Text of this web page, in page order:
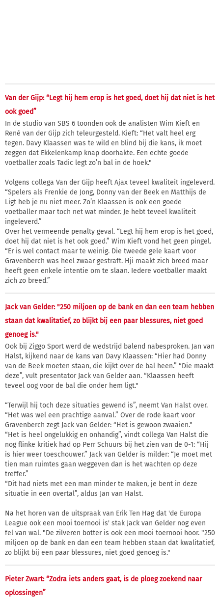
Van der Gijp: “Legt hij hem erop is het goed, doet hij dat niet is het
ook goed”
In de studio van SBS 6 toonden ook de analisten Wim Kieft en
René van der Gijp zich teleurgesteld. Kieft: “Het valt heel erg
tegen. Davy Klaassen was te wild en blind bij die kans, ik moet
zeggen dat Ekkelenkamp knap doorhakte. Een echte goede
voetballer zoals Tadic legt zo’n bal in de hoek."
Volgens collega Van der Gijp heeft Ajax teveel kwaliteit ingeleverd.
“Spelers als Frenkie de Jong, Donny van der Beek en Matthijs de
Ligt heb je nu niet meer. Zo’n Klaassen is ook een goede
voetballer maar toch net wat minder. Je hebt teveel kwaliteit
ingeleverd.”
Over het vermeende penalty geval. “Legt hij hem erop is het goed,
doet hij dat niet is het ook goed.” Wim Kieft vond het geen pingel.
“Er is wel contact maar te weinig. Die tweede gele kaart voor
Gravenberch was heel zwaar gestraft. Hji maakt zich breed maar
heeft geen enkele intentie om te slaan. Iedere voetballer maakt
zich zo breed.”
Jack van Gelder: "250 miljoen op de bank en dan een team hebben
staan dat kwalitatief, zo blijkt bij een paar blessures, niet goed
genoeg is."
Ook bij Ziggo Sport werd de wedstrijd balend nabesproken. Jan van
Halst, kijkend naar de kans van Davy Klaassen: “Hier had Donny
van de Beek moeten staan, die kijkt over de bal heen.” “Die maakt
deze”, vult presentator Jack van Gelder aan. “Klaassen heeft
teveel oog voor de bal die onder hem ligt."
“Terwijl hij toch deze situaties gewend is”, neemt Van Halst over.
“Het was wel een prachtige aanval.” Over de rode kaart voor
Gravenberch zegt Jack van Gelder: “Het is gewoon zwaaien."
“Het is heel ongelukkig en onhandig”, vindt collega Van Halst die
nog flinke kritiek had op Perr Schuurs bij het zien van de 0-1: “Hij
is hier weer toeschouwer.” Jack van Gelder is milder: “Je moet met
tien man ruimtes gaan weggeven dan is het wachten op deze
treffer.”
“Dit had niets met een man minder te maken, je bent in deze
situatie in een overtal”, aldus Jan van Halst.
Na het horen van de uitspraak van Erik Ten Hag dat 'de Europa
League ook een mooi toernooi is' stak Jack van Gelder nog even
fel van wal. "De zilveren botter is ook een mooi toernooi hoor. "250
miljoen op de bank en dan een team hebben staan dat kwalitatief,
zo blijkt bij een paar blessures, niet goed genoeg is."
Pieter Zwart: “Zodra iets anders gaat, is de ploeg zoekend naar
oplossingen”